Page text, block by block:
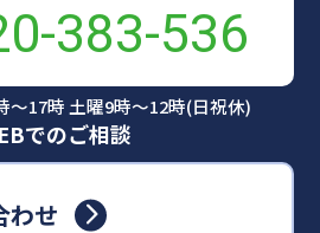
383-536
17時 土曜9時～12時(日祝休)
でのご相談
わせ